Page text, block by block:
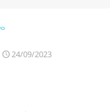
24/09/2023